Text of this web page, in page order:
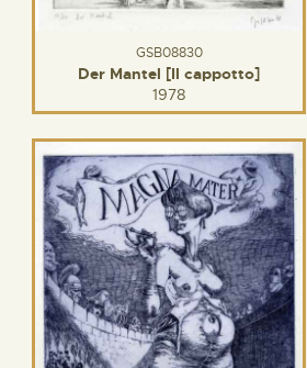
GSB08830
Der Mantel [Il cappotto]
1978